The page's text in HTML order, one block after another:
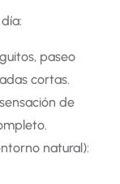
paseo
cortas.
de
natural):